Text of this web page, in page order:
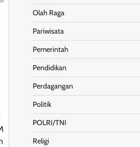
Olah Raga
Pariwisata
Pemerintah
Pendidikan
Perdagangan
Politik
POLRI/TNI
Religi